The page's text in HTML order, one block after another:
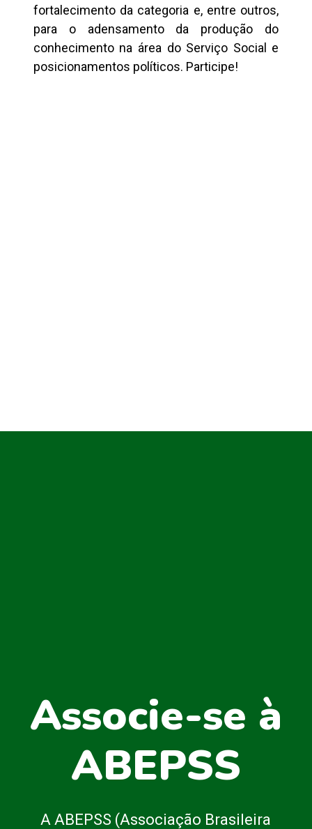
fortalecimento da categoria e, entre outros,
para o adensamento da produção do
conhecimento na área do Serviço Social e
posicionamentos políticos. Participe!
Associe-se à
ABEPSS
A ABEPSS (Associação Brasileira